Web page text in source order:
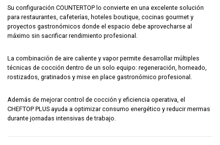
Su configuración COUNTERTOP lo convierte en una excelente solución
para restaurantes, cafeterías, hoteles boutique, cocinas gourmet y
proyectos gastronómicos donde el espacio debe aprovecharse al
máximo sin sacrificar rendimiento profesional.
La combinación de aire caliente y vapor permite desarrollar múltiples
técnicas de cocción dentro de un solo equipo: regeneración, horneado,
rostizados, gratinados y mise en place gastronómico profesional.
Además de mejorar control de cocción y eficiencia operativa, el
CHEFTOP PLUS ayuda a optimizar consumo energético y reducir mermas
durante jornadas intensivas de trabajo.